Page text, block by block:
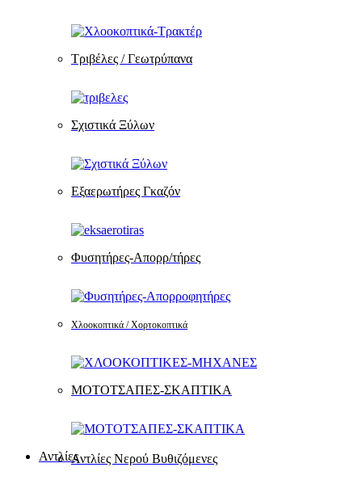
Τριβέλες / Γεωτρύπανα
Σχιστικά Ξύλων
Εξαερωτήρες Γκαζόν
Φυσητήρες-Απορρ/τήρες
Χλοοκοπτικά / Χορτοκοπτικά
ΜΟΤΟΤΣΑΠΕΣ-ΣΚΑΠΤΙΚΑ
ΑντλίεςΑντλίες Νερού Βυθιζόμενες